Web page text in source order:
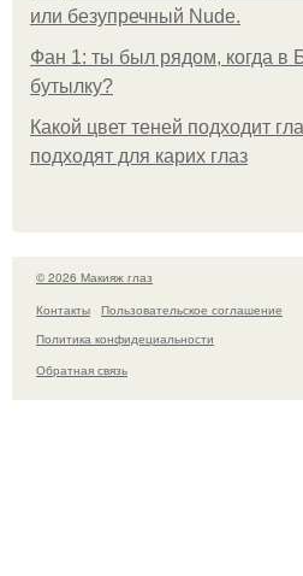
или безупречный Nude.
Фан 1: ты был рядом, когда в
бутылку?
Какой цвет теней подходит
подходят для карих глаз
© 2026 Макияж глаз
Контакты
Пользовательское соглашение
Политика конфидециальности
Обратная связь